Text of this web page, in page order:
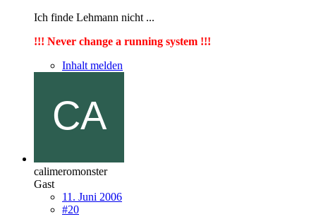
Ich finde Lehmann nicht ...
!!! Never change a running system !!!
Inhalt melden
calimeromonster
Gast
11. Juni 2006
#20